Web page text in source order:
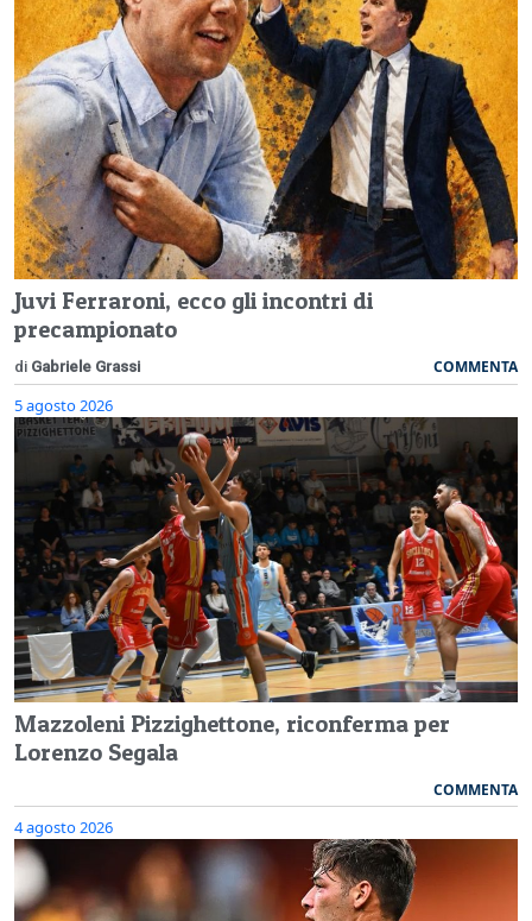
Juvi Ferraroni, ecco gli incontri di
precampionato
di Gabriele Grassi COMMENTA
5 agosto 2026
Mazzoleni Pizzighettone, riconferma per
Lorenzo Segala
COMMENTA
4 agosto 2026